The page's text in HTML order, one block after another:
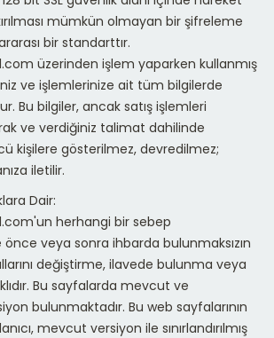
mümkün olmayan bir şifreleme
bir standarttır.
üzerinden işlem yaparken kullanmış
ve işlemlerinize ait tüm bilgilerde
Bu bilgiler, ancak satış işlemleri
ve verdiğiniz talimat dahilinde
kişilere gösterilmez, devredilmez;
iletilir.
Dair:
herhangi bir sebep
veya sonra ihbarda bulunmaksızın
değiştirme, ilavede bulunma veya
Bu sayfalarda mevcut ve
bulunmaktadır. Bu web sayfalarının
mevcut versiyon ile sınırlandırılmış